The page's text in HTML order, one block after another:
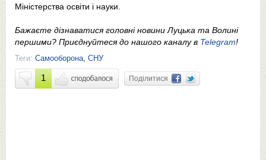
Міністерства освіти і науки.
Бажаєте дізнаватися головні новини Луцька та Волині
першими? Приєднуйтеся до нашого каналу в Telegram!
Теги: Самооборона, СНУ
1 Поділитися